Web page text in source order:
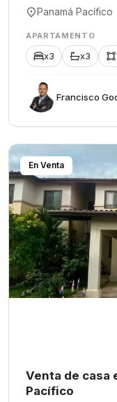
Panamá Pacífico
APARTAMENTO
x3 x3
Francisco
En Venta
Venta de casa
Pacífico